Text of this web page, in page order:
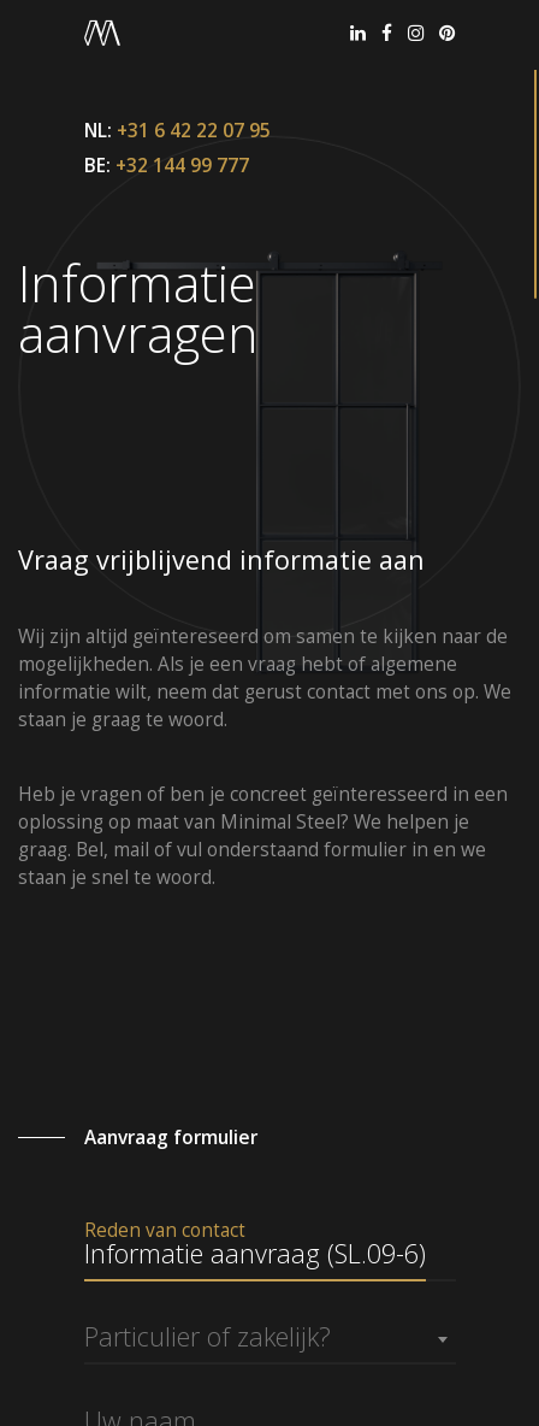
Showroom Nederland
NL: +31 6 42 22 07 95
BE: +32 144 99 777
Informatie
aanvragen
Vraag vrijblijvend informatie aan
Wij zijn altijd geïntereseerd om samen te kijken naar de
mogelijkheden. Als je een vraag hebt of algemene
informatie wilt, neem dat gerust contact met ons op. We
staan je graag te woord.
Heb je vragen of ben je concreet geïnteresseerd in een
oplossing op maat van Minimal Steel? We helpen je
graag. Bel, mail of vul onderstaand formulier in en we
staan je snel te woord.
Aanvraag formulier
Reden van contact
Informatie aanvraag (SL.09-6)
Particulier of zakelijk?